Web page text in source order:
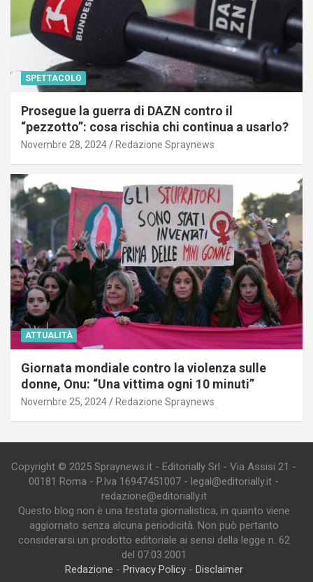
SPETTACOLO
Prosegue la guerra di DAZN contro il
“pezzotto”: cosa rischia chi continua a usarlo?
Novembre 28, 2024 Redazione Spraynews
ATTUALITÀ
Giornata mondiale contro la violenza sulle
donne, Onu: “Una vittima ogni 10 minuti”
Novembre 25, 2024 Redazione Spraynews
Copyright © 2025 Spraynews.it - Editorially Srl - Via Assisi 21 -
00181 Roma - P.Iva 16947451007 - legal@editorially.it -
redazione@editorially.it
Questo blog non è una testata giornalistica, in quanto viene
aggiornato senza alcuna periodicità. Non può pertanto
considerarsi un prodotto editoriale ai sensi della legge n. 62
del 07.03.2001
Redazione - Privacy Policy- Disclaimer